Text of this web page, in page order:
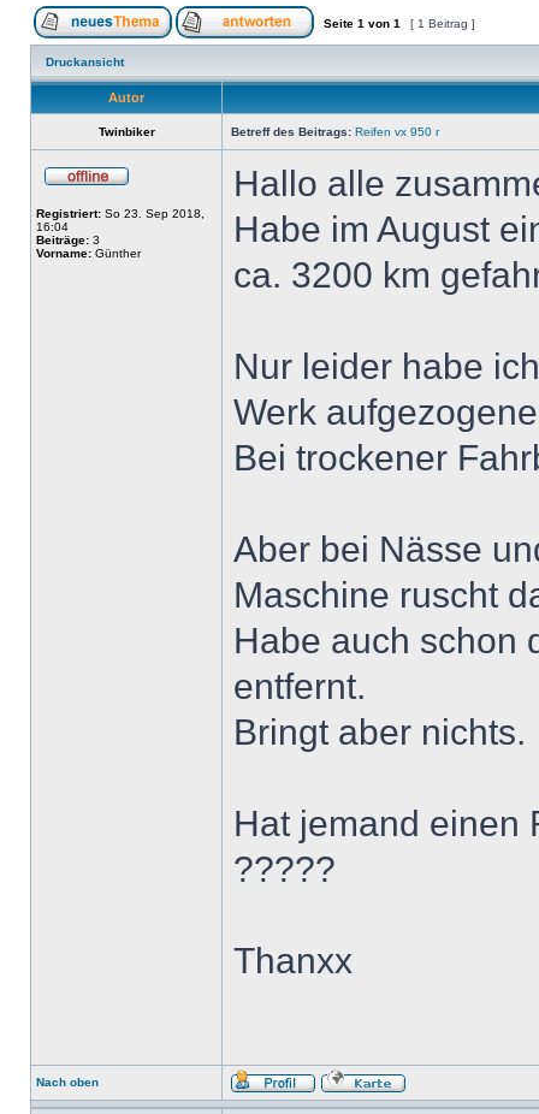
Seite 1 von 1 [ 1 Beitrag ]
Druckansicht
Autor
Twinbiker Betreff des Beitrags: Reifen vx 950 r
Registriert: So 23. Sep 2018,
16:04
Beiträge: 3
Vorname: Günther
Hallo alle
Habe im August
ca. 3200 km
Nur leider habe
Werk
Bei trockener
Aber bei Nässe
Maschine ruscht
Habe auch schon
entfernt.
Bringt aber nichts.
Hat jemand einen
?????
Thanxx
Nach oben